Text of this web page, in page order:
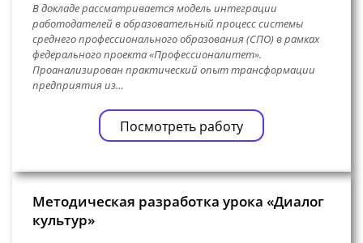
В докладе рассматривается модель интеграции
работодателей в образовательный процесс системы
среднего профессионального образования (СПО) в рамках
федерального проекта «Профессионалитет».
Проанализирован практический опыт трансформации
предприятия из…
Посмотреть работу
Методическая разработка урока «Диалог
культур»